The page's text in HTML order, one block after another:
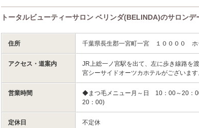
トータルビューティーサロン ベリンダ(BELINDA)のサロンデ
住所 千葉県長生郡一宮町一宮 １００００
アクセス・道案内
JR上総一ノ宮駅を出て、左に歩き線路を
宮シーサイドオーツカホテルがございま
営業時間
◆まつ毛メニュー月～日 10：00～20：
20：00)
定休日 不定休